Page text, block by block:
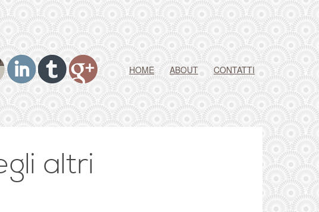
HOME ABOUT CONTATTI
altri